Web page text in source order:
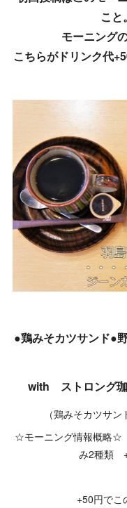
こと
モーニング
こちらがドリンク代
●鶏みそカツサンド●
with ストロング
（鶏みそカツサ
☆モーニング情報概略☆
み2種類
+50円でこ